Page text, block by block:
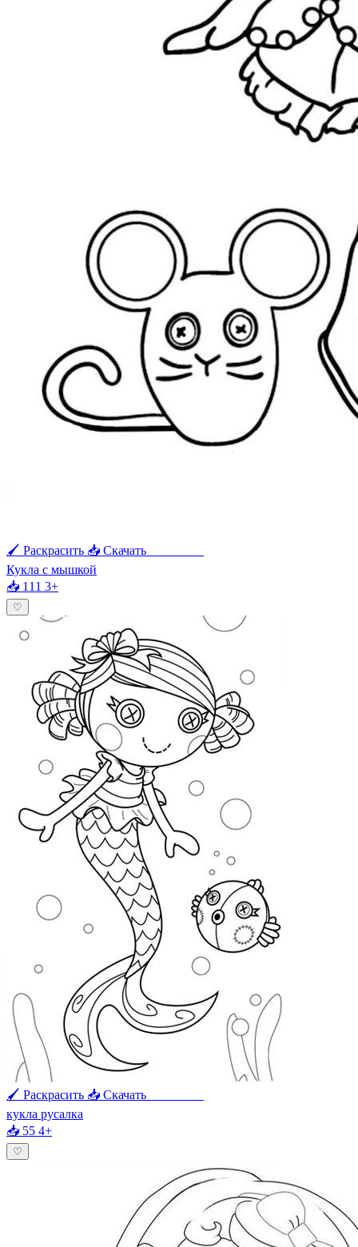
🖌 Раскрасить 📥 Скачать
Кукла с мышкой
📥 111 3+
♡
🖌 Раскрасить 📥 Скачать
кукла русалка
📥 55 4+
♡